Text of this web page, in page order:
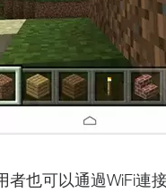
也可以通過WiFi連